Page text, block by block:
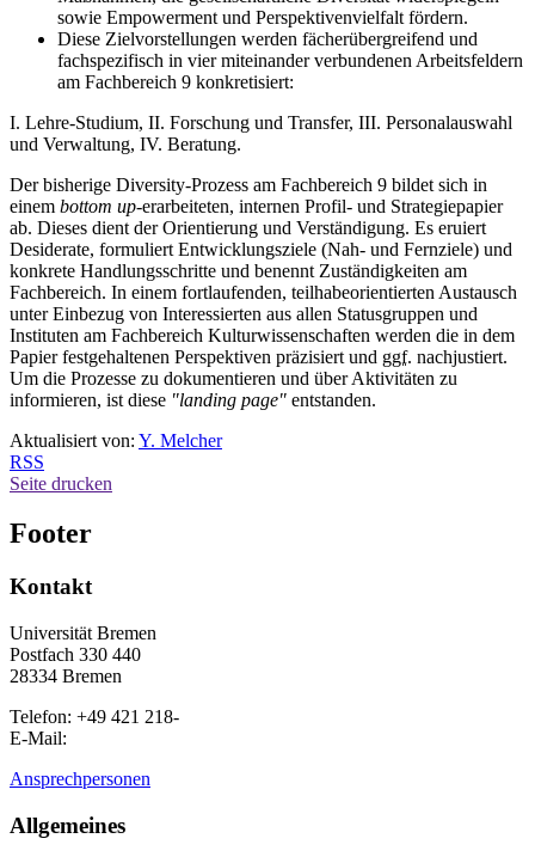
sowie Empowerment und Perspektivenvielfalt fördern.
Diese Zielvorstellungen werden fächerübergreifend und
fachspezifisch in vier miteinander verbundenen Arbeitsfeldern
am Fachbereich 9 konkretisiert:
I. Lehre-Studium, II. Forschung und Transfer, III. Personalauswahl
und Verwaltung, IV. Beratung.
Der bisherige Diversity-Prozess am Fachbereich 9 bildet sich in
einem bottom up-erarbeiteten, internen Profil- und Strategiepapier
ab. Dieses dient der Orientierung und Verständigung. Es eruiert
Desiderate, formuliert Entwicklungsziele (Nah- und Fernziele) und
konkrete Handlungsschritte und benennt Zuständigkeiten am
Fachbereich. In einem fortlaufenden, teilhabeorientierten Austausch
unter Einbezug von Interessierten aus allen Statusgruppen und
Instituten am Fachbereich Kulturwissenschaften werden die in dem
Papier festgehaltenen Perspektiven präzisiert und ggf. nachjustiert.
Um die Prozesse zu dokumentieren und über Aktivitäten zu
informieren, ist diese "landing page" entstanden.
Aktualisiert von: Y. Melcher
RSS
Seite drucken
Footer
Kontakt
Universität Bremen
Postfach 330 440
28334 Bremen
Telefon: +49 421 218-
E-Mail:
Ansprechpersonen
Allgemeines